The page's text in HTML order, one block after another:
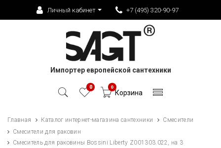
Личный кабинет +7 (495) 320-90-97
Импортер европейской сантехники
0 0
Корзина
Главная Каталог интернет-магазина сантехники
Смесители
Смесители для раковин
Смеситель для раковины Bossini Liberty Z001303.022, на 3